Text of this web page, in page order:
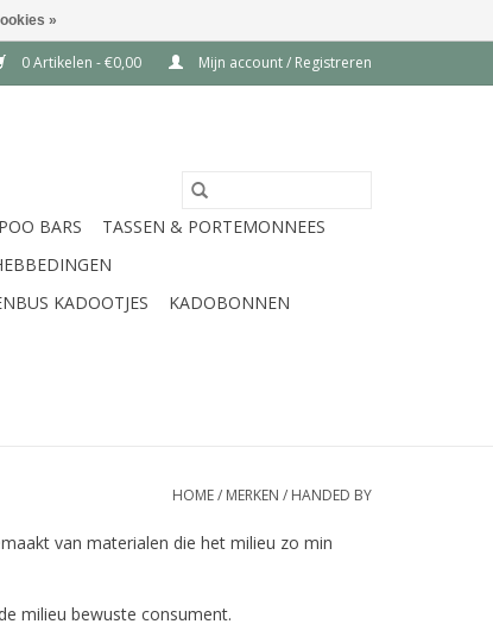
0 Artikelen - €0,00 Mijn account / Registreren
BARS
TASSEN & PORTEMONNEES
KADOOTJES
KADOBONNEN
HOME/ MERKEN / HANDED BY
van materialen die het milieu zo min
milieu bewuste consument.
»